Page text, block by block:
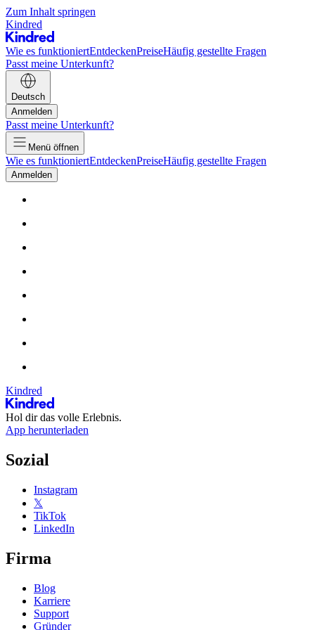
Zum Inhalt springen
Kindred
Wie es funktioniertEntdeckenPreiseHäufig gestellte Fragen
Passt meine Unterkunft?
Deutsch
Anmelden
Passt meine Unterkunft?
Menü öffnen
Wie es funktioniertEntdeckenPreiseHäufig gestellte Fragen
Anmelden
Kindred
Hol dir das volle Erlebnis.
App herunterladen
Sozial
Instagram
𝕏
TikTok
LinkedIn
Firma
Blog
Karriere
Support
Gründer